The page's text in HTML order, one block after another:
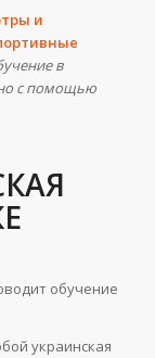
и
в
с помощью
обучение
украинская